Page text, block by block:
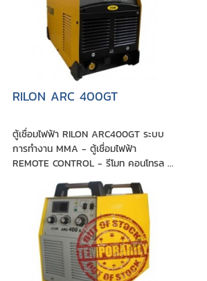
RILON ARC 400GT
ตู้เชื่อมไฟฟ้า RILON ARC400GT ระบบ
การทำงาน MMA - ตู้เชื่อมไฟฟ้า
REMOTE CONTROL - รีโมท คอนโทรล ...